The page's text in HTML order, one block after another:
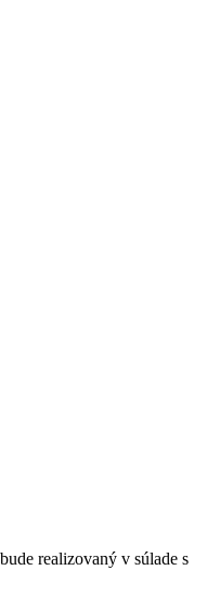
realizovaný v súlade s